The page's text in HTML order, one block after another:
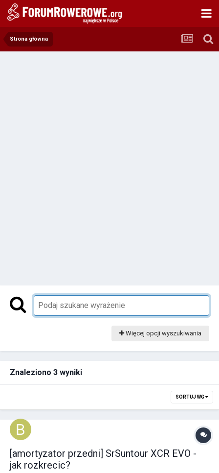
Strona główna
Więcej opcji wyszukiwania
Znaleziono 3 wyniki
SORTUJ WG
[amortyzator przedni] SrSuntour XCR EVO -
jak rozkrecic?